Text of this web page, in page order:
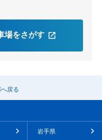
場をさがす
戻る
岩手県